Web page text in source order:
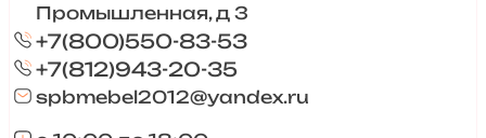
Промышленная, д 3
+7(800)550-83-53
+7(812)943-20-35
spbmebel2012@yandex.ru